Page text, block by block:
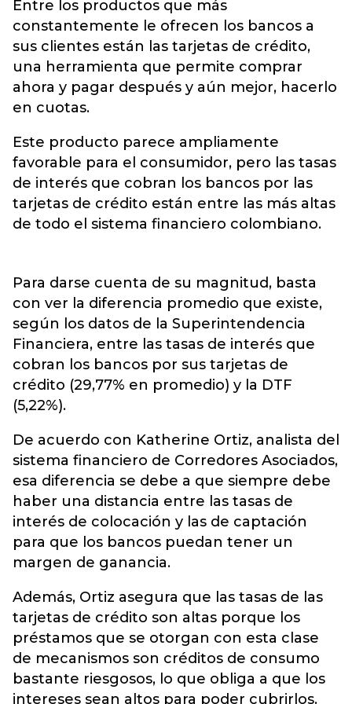
Entre los productos que más
constantemente le ofrecen los bancos a
sus clientes están las tarjetas de crédito,
una herramienta que permite comprar
ahora y pagar después y aún mejor, hacerlo
en cuotas.
Este producto parece ampliamente
favorable para el consumidor, pero las tasas
de interés que cobran los bancos por las
tarjetas de crédito están entre las más altas
de todo el sistema financiero colombiano.
Para darse cuenta de su magnitud, basta
con ver la diferencia promedio que existe,
según los datos de la Superintendencia
Financiera, entre las tasas de interés que
cobran los bancos por sus tarjetas de
crédito (29,77% en promedio) y la DTF
(5,22%).
De acuerdo con Katherine Ortiz, analista del
sistema financiero de Corredores Asociados,
esa diferencia se debe a que siempre debe
haber una distancia entre las tasas de
interés de colocación y las de captación
para que los bancos puedan tener un
margen de ganancia.
Además, Ortiz asegura que las tasas de las
tarjetas de crédito son altas porque los
préstamos que se otorgan con esta clase
de mecanismos son créditos de consumo
bastante riesgosos, lo que obliga a que los
intereses sean altos para poder cubrirlos.